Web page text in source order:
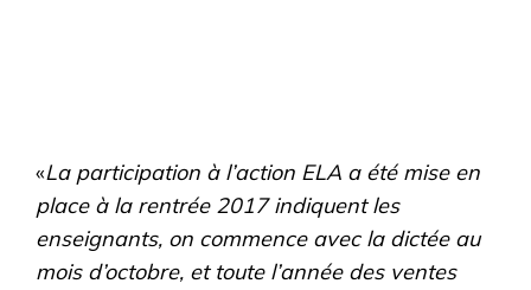
«La participation à l’action ELA a été mise en
place à la rentrée 2017 indiquent les
enseignants, on commence avec la dictée au
mois d’octobre, et toute l’année des ventes